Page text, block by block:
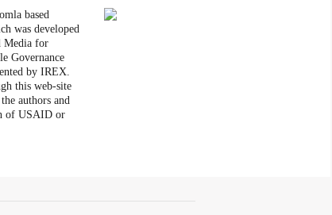
based
was developed
Media for
Governance
by IREX.
this web-site
authors and
of USAID or